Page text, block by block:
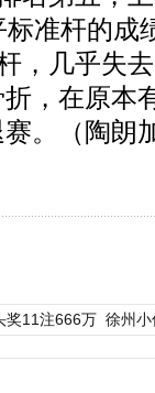
准杆的成
，几乎失
，在原本
。（陶朗
奖11注666万 徐州